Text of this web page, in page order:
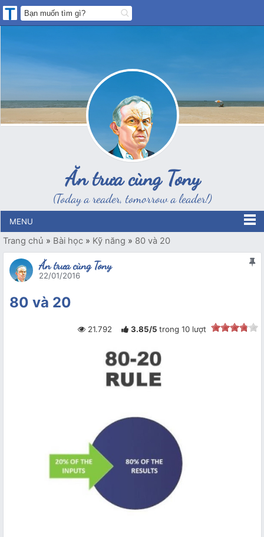
Ăn trưa cùng Tony
(Today a reader, tomorrow a leader!)
MENU
Trang chủ » Bài học » Kỹ năng » 80 và 20
Ăn trưa cùng Tony
22/01/2016
80 và 20
21.792 3.85/5 trong 10lượt